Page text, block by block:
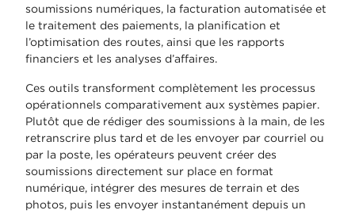
soumissions numériques, la facturation automatisée et
le traitement des paiements, la planification et
l’optimisation des routes, ainsi que les rapports
financiers et les analyses d’affaires.
Ces outils transforment complètement les processus
opérationnels comparativement aux systèmes papier.
Plutôt que de rédiger des soumissions à la main, de les
retranscrire plus tard et de les envoyer par courriel ou
par la poste, les opérateurs peuvent créer des
soumissions directement sur place en format
numérique, intégrer des mesures de terrain et des
photos, puis les envoyer instantanément depuis un